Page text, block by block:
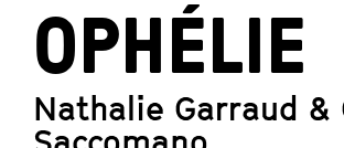
OPHÉLIE
Nathalie Garraud &